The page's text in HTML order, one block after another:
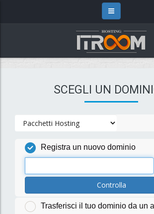
SCEGLI UN
Registra un nuovo dominio
Controlla
Trasferisci il tuo dominio da un